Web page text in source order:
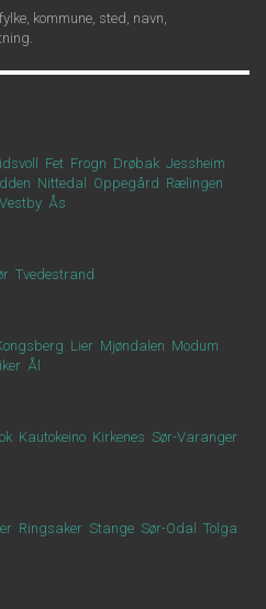
kommune, sted, navn,
Fet Frogn Drøbak Jessheim
Nittedal Oppegård Rælingen
Vestby Ås
Tvedestrand
Lier Mjøndalen Modum
Ål
Kautokeino Kirkenes Sør-Varanger
Ringsaker Stange Sør-Odal
Tolga